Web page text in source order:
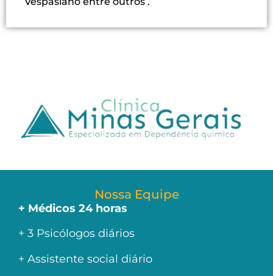
Nossa Equipe
+ Médicos 24 horas
+ 3 Psicólogos diários
+ Assistente social diário